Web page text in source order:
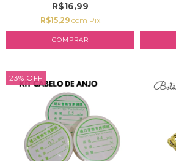
R$16,99
R$15,29 com Pix
COMPRAR
23% OFF